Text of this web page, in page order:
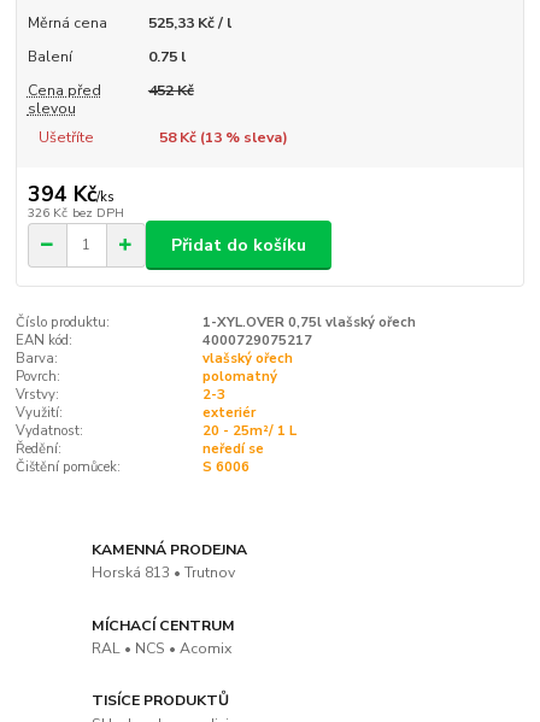
Měrná cena
525,33 Kč / l
Balení
0.75 l
Cena před
slevou
452 Kč
Ušetříte 58 Kč (13% sleva)
394 Kč/ks
326 Kč bez DPH
Přidat do košíku
Číslo produktu:
1-XYL.OVER 0,75l vlašský ořech
EAN kód:
4000729075217
Barva:
vlašský ořech
Povrch:
polomatný
Vrstvy:
2-3
Využití:
exteriér
Vydatnost:
20 - 25m²/ 1 L
Ředění:
neředí se
Čištění pomůcek:
S 6006
KAMENNÁ PRODEJNA
Horská 813 • Trutnov
MÍCHACÍ CENTRUM
RAL • NCS • Acomix
TISÍCE PRODUKTŮ